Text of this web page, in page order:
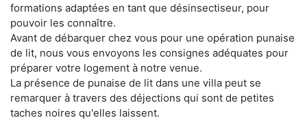
formations adaptées en tant que désinsectiseur, pour
pouvoir les connaître.
Avant de débarquer chez vous pour une opération punaise
de lit, nous vous envoyons les consignes adéquates pour
préparer votre logement à notre venue.
La présence de punaise de lit dans une villa peut se
remarquer à travers des déjections qui sont de petites
taches noires qu'elles laissent.